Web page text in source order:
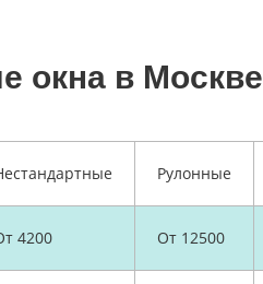
окна в Москве
Рулонные
4200 От 12500